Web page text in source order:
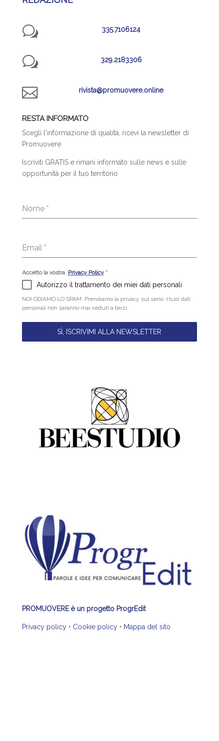
w 335.7106124
w 329.2183306
 rivista@promuovere.online
RESTA INFORMATO
Scegli l'informazione di qualità, ricevi la newsletter di
Promuovere
Iscriviti GRATIS e rimani informato sulle news e sulle
opportunità per il tuo territorio
Nome *
Email *
Accetto la vostra Privacy Policy *
Autorizzo il trattamento dei miei dati personali
NOI ODIAMO LO SPAM. Prendiamo la privacy sul serio. I tuoi dati
personali non saranno mai ceduti a terzi.
SÌ, ISCRIVIMI ALLA NEWSLETTER
PROMUOVERE è un progetto ProgrEdit
Privacy policy• Cookie policy• Mappa del sito